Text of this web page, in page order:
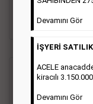
Devamını Gör
İŞYERİ
ACELE
kiracılı
Devamını Gör